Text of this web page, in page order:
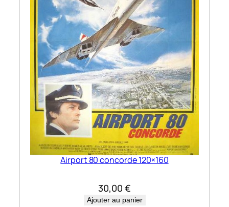
Airport 80 concorde 120×160
30,00 €
Ajouter au panier